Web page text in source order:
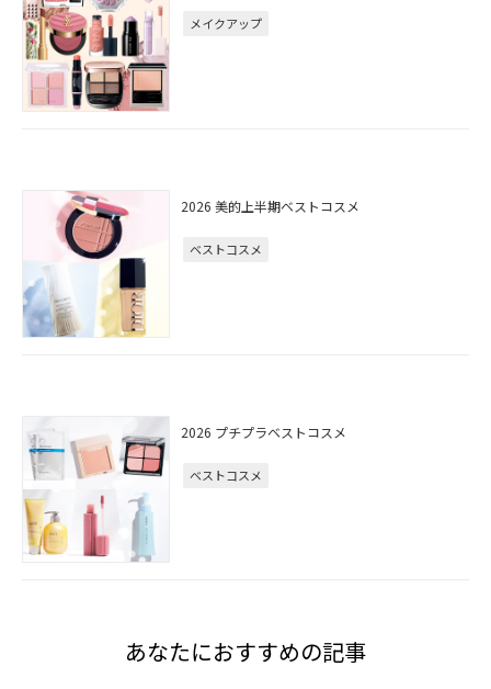
メイクアップ
2026 美的上半期ベストコスメ
ベストコスメ
2026 プチプラベストコスメ
ベストコスメ
あなたにおすすめの記事